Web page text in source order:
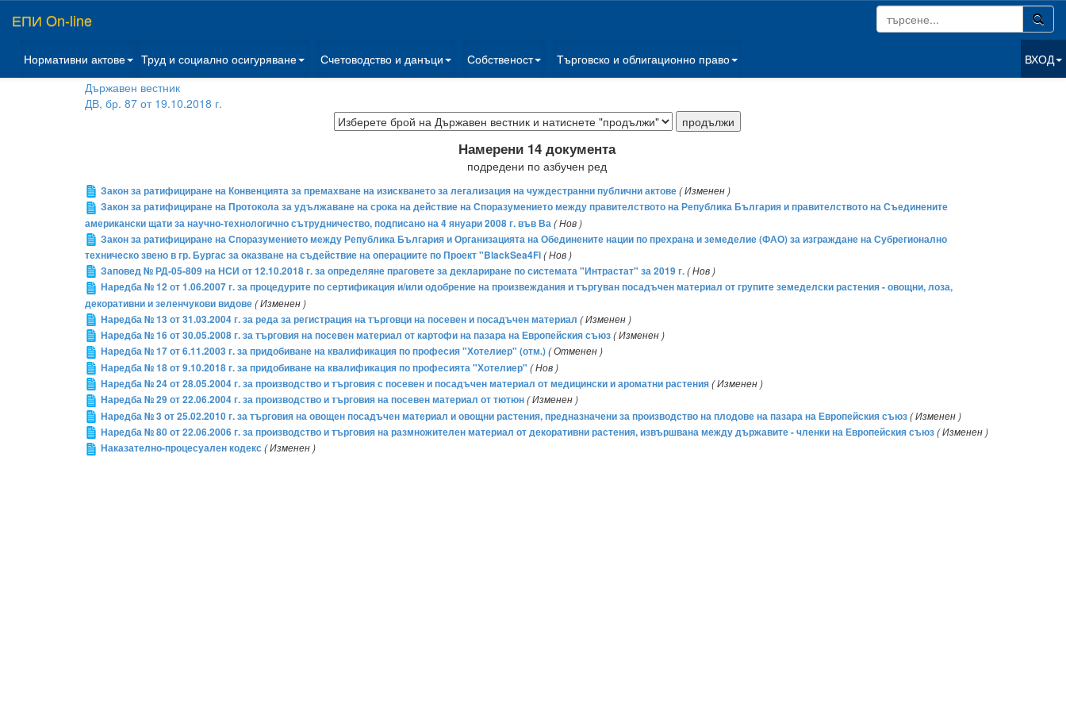
ЕПИ On-line
Нормативни актове Труд и социално осигуряване Счетоводство и данъци Собственост Търговско и облигационно право
ВХОД
Държавен вестник
ДВ, бр. 87 от 19.10.2018 г.
Намерени 14 документа
подредени по азбучен ред
Закон за ратифициране на Конвенцията за премахване на изискването за легализация на чуждестранни публични актове( Изменен )
Закон за ратифициране на Протокола за удължаване на срока на действие на Споразумението между правителството на Република България и правителството на Съединените
американски щати за научно-технологично сътрудничество, подписано на 4 януари 2008 г. във Ва( Нов )
Закон за ратифициране на Споразумението между Република България и Организацията на Обединените нации по прехрана и земеделие (ФАО) за изграждане на Субрегионално
техническо звено в гр. Бургас за оказване на съдействие на операциите по Проект "BlackSea4Fi( Нов )
Заповед № РД-05-809 на НСИ от 12.10.2018 г. за определяне праговете за деклариране по системата "Интрастат" за 2019 г.( Нов )
Наредба № 12 от 1.06.2007 г. за процедурите по сертификация и/или одобрение на произвеждания и търгуван посадъчен материал от групите земеделски растения - овощни, лоза,
декоративни и зеленчукови видове( Изменен )
Наредба № 13 от 31.03.2004 г. за реда за регистрация на търговци на посевен и посадъчен материал ( Изменен )
Наредба № 16 от 30.05.2008 г. за търговия на посевен материал от картофи на пазара на Европейския съюз( Изменен )
Наредба № 17 от 6.11.2003 г. за придобиване на квалификация по професия "Хотелиер" (отм.)( Отменен )
Наредба № 18 от 9.10.2018 г. за придобиване на квалификация по професията "Хотелиер" ( Нов )
Наредба № 24 от 28.05.2004 г. за производство и търговия с посевен и посадъчен материал от медицински и ароматни растения( Изменен )
Наредба № 29 от 22.06.2004 г. за производство и търговия на посевен материал от тютюн( Изменен )
Наредба № 3 от 25.02.2010 г. за търговия на овощен посадъчен материал и овощни растения, предназначени за производство на плодове на пазара на Европейския съюз( Изменен )
Наредба № 80 от 22.06.2006 г. за производство и търговия на размножителен материал от декоративни растения, извършвана между държавите - членки на Европейския съюз( Изменен )
Наказателно-процесуален кодекс( Изменен )